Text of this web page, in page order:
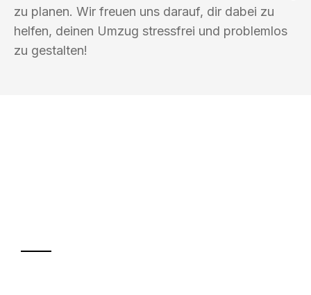
zu planen. Wir freuen uns darauf, dir dabei zu
helfen, deinen Umzug stressfrei und problemlos
zu gestalten!